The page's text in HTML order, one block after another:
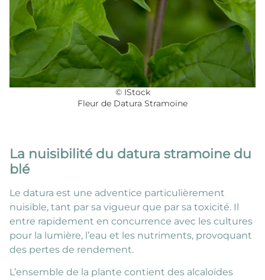
© IStock
Fleur de Datura Stramoine
La nuisibilité du datura stramoine du
blé
Le datura est une adventice particulièrement
nuisible, tant par sa vigueur que par sa toxicité. Il
entre rapidement en concurrence avec les cultures
pour la lumière, l’eau et les nutriments, provoquant
des pertes de rendement.
L’ensemble de la plante contient des alcaloïdes